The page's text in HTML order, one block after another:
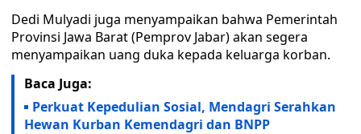
Dedi Mulyadi juga menyampaikan bahwa Pemerintah
Provinsi Jawa Barat (Pemprov Jabar) akan segera
menyampaikan uang duka kepada keluarga korban.
Baca Juga:
Perkuat Kepedulian Sosial, Mendagri Serahkan
Hewan Kurban Kemendagri dan BNPP